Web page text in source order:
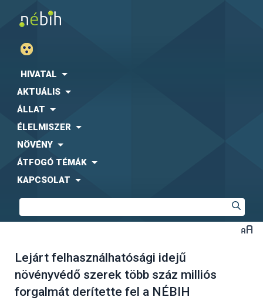
HIVATAL
AKTUÁLIS
ÁLLAT
ÉLELMISZER
NÖVÉNY
ÁTFOGÓ TÉMÁK
KAPCSOLAT
Lejárt felhasználhatósági idejű
növényvédő szerek több száz milliós
forgalmát derítette fel a NÉBIH